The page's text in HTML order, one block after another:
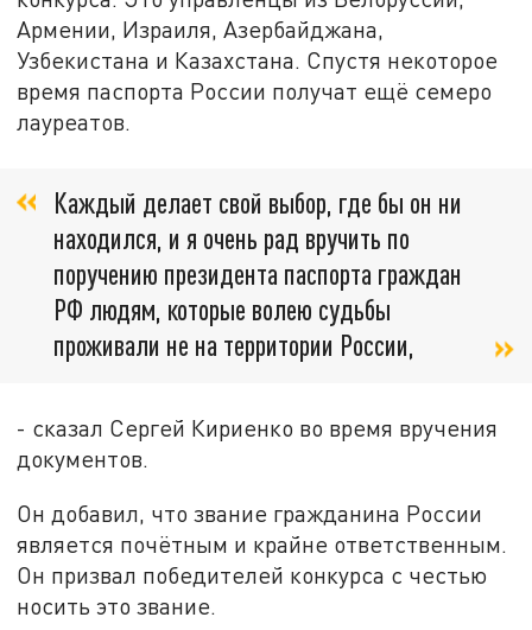
Армении, Израиля, Азербайджана,
Узбекистана и Казахстана. Спустя некоторое
время паспорта России получат ещё семеро
лауреатов.
Каждый делает свой выбор, где бы он ни
находился, и я очень рад вручить по
поручению президента паспорта граждан
РФ людям, которые волею судьбы
проживали не на территории России,
- сказал Сергей Кириенко во время вручения
документов.
Он добавил, что звание гражданина России
является почётным и крайне ответственным.
Он призвал победителей конкурса с честью
носить это звание.